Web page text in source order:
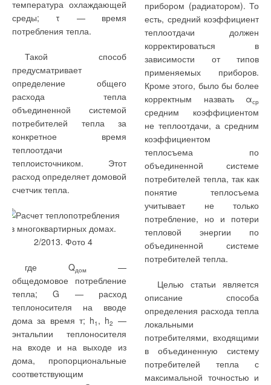
температура охлаждающей
среды; τ — время
потребления тепла.
Такой способ
предусматривает
определение общего
расхода тепла
объединенной системой
потребителей тепла за
конкретное время
теплоотдачи
теплоисточником. Этот
расход определяет домовой
счетчик тепла.
где Qдом
—
общедомовое потребление
тепла; G — расход
теплоносителя на вводе
дома за время т; h1 , h2
—
энтальпии теплоносителя
на входе и на выходе из
дома, пропорциональные
соответствующим
прибором (радиатором). То
есть, средний коэффициент
теплоотдачи должен
корректироваться в
зависимости от типов
применяемых приборов.
Кроме этого, было бы более
корректным назвать αср
средним коэффициентом
не теплоотдачи, а средним
коэффициентом
теплосъема по
объединенной системе
потребителей тепла, так как
понятие теплосъема
учитывает не только
потребление, но и потери
тепловой энергии по
объединенной системе
потребителей тепла.
Целью статьи является
описание способа
определения расхода тепла
локальными
потребителями, входящими
в объединенную систему
потребителей тепла с
максимальной точностью и